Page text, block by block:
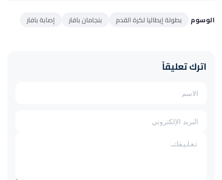
الوسوم بطولة إيطاليا لكرة القدم بنجامان بافار إصابة بافار
اترك تعليقاً